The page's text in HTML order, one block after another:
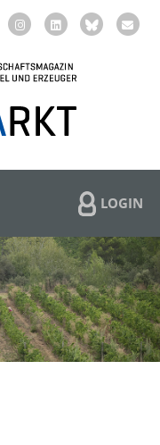
LOGIN